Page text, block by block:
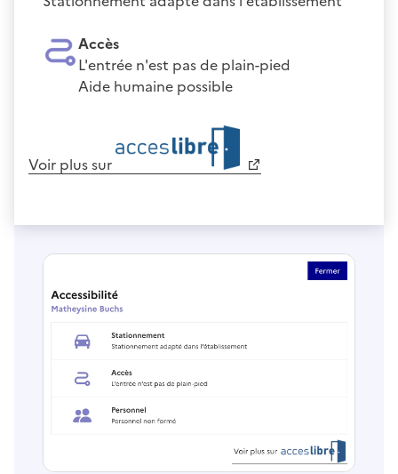
Accès
L'entrée n'est pas de plain-pied
Aide humaine possible
Voir plus sur